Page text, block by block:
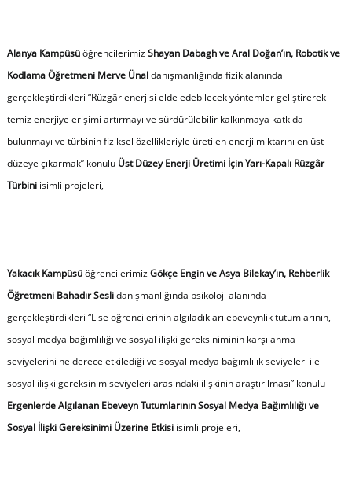
Alanya KampüsüöğrencilerimizShayan Dabagh ve Aral Doğan’ın, Robotik ve
Kodlama Öğretmeni Merve Ünaldanışmanlığında fizik alanında
gerçekleştirdikleri “Rüzgâr enerjisi elde edebilecek yöntemler geliştirerek
temiz enerjiye erişimi artırmayı ve sürdürülebilir kalkınmaya katkıda
bulunmayı ve türbinin fiziksel özellikleriyle üretilen enerji miktarını en üst
düzeye çıkarmak” konulu Üst Düzey Enerji Üretimi İçin Yarı-Kapalı Rüzgâr
Türbiniisimli projeleri,
Yakacık KampüsüöğrencilerimizGökçe Engin ve Asya Bilekay’ın, Rehberlik
Öğretmeni Bahadır Seslidanışmanlığında psikoloji alanında
gerçekleştirdikleri “Lise öğrencilerinin algıladıkları ebeveynlik tutumlarının,
sosyal medya bağımlılığı ve sosyal ilişki gereksiniminin karşılanma
seviyelerini ne derece etkilediği ve sosyal medya bağımlılık seviyeleri ile
sosyal ilişki gereksinim seviyeleri arasındaki ilişkinin araştırılması” konulu
Ergenlerde Algılanan Ebeveyn Tutumlarının Sosyal Medya Bağımlılığı ve
Sosyal İlişki Gereksinimi Üzerine Etkisi isimli projeleri,